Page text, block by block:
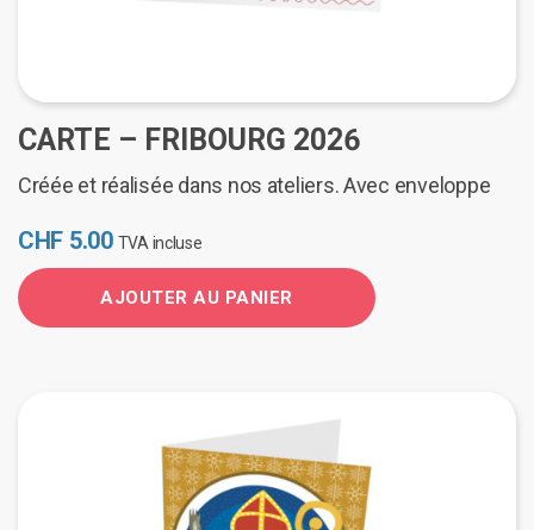
CARTE – FRIBOURG 2026
Créée et réalisée dans nos ateliers. Avec enveloppe
CHF 5.00 TVA incluse
AJOUTER AU PANIER